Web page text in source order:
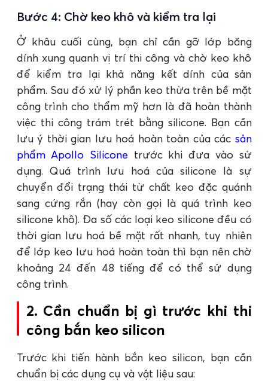
Bước 4: Chờ keo khô và kiểm tra lại
Ở khâu cuối cùng, bạn chỉ cần gỡ lớp băng
dính xung quanh vị trí thi công và chờ keo khô
để kiểm tra lại khả năng kết dính của sản
phẩm. Sau đó xử lý phần keo thừa trên bề mặt
công trình cho thẩm mỹ hơn là đã hoàn thành
việc thi công trám trét bằng silicone. Bạn cần
lưu ý thời gian lưu hoá hoàn toàn của các sản
phẩm Apollo Silicone trước khi đưa vào sử
dụng. Quá trình lưu hoá của silicone là sự
chuyển đổi trạng thái từ chất keo đặc quánh
sang cứng rắn (hay còn gọi là quá trình keo
silicone khô). Đa số các loại keo silicone đều có
thời gian lưu hoá bề mặt rất nhanh, tuy nhiên
để lớp keo lưu hoá hoàn toàn thì bạn nên chờ
khoảng 24 đến 48 tiếng để có thể sử dụng
công trình.
2. Cần chuẩn bị gì trước khi thi
công bắn keo silicon
Trước khi tiến hành bắn keo silicon, bạn cần
chuẩn bị các dụng cụ và vật liệu sau: